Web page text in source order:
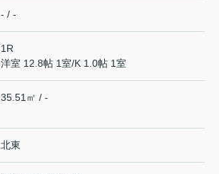
- / -
1R
洋室 12.8帖 1室/K 1.0帖 1室
35.51㎡ / -
北東